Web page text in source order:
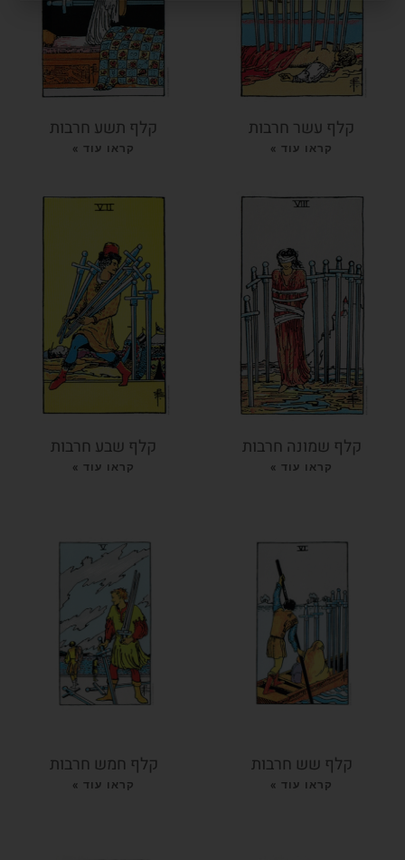
קלף עשר חרבות
קראו עוד »
קלף תשע חרבות
קראו עוד »
קלף שמונה חרבות
קראו עוד »
קלף שבע חרבות
קראו עוד »
קלף שש חרבות
קראו עוד »
קלף חמש חרבות
קראו עוד »